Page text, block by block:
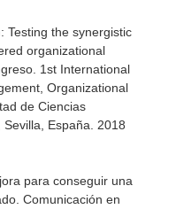
Testing the synergistic
organizational
1st International
Organizational
de Ciencias
España. 2018
para conseguir una
Comunicación en